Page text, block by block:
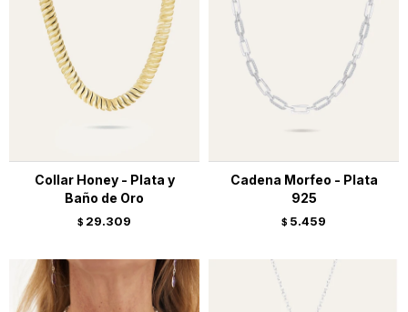
Collar Honey - Plata y
Baño de Oro
$ 29.309
Cadena Morfeo - Plata
925
$ 5.459